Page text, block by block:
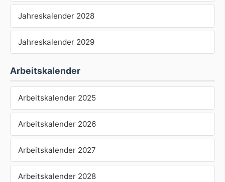
Jahreskalender 2028
Jahreskalender 2029
Arbeitskalender
Arbeitskalender 2025
Arbeitskalender 2026
Arbeitskalender 2027
Arbeitskalender 2028